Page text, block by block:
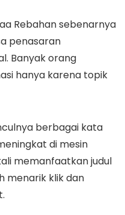
Rebahan sebenarnya
penasaran
Banyak orang
hanya karena topik
berbagai kata
di mesin
memanfaatkan judul
menarik klik dan